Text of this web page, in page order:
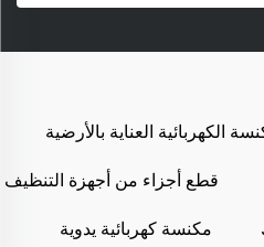
الكهربائية العناية بالأرضية
قطع أجزاء من أجهزة التنظيف
مكنسة كهربائية يدوية